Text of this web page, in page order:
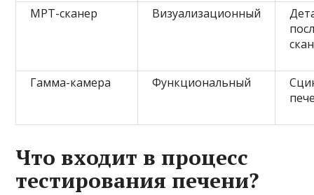
МРТ-сканер Визуализационный
Гамма-камера Функциональный
Что входит в процесс
тестирования печени?